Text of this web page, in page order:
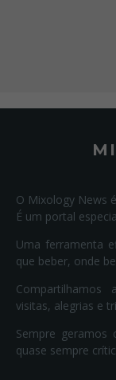
O Mixology News
É um portal
Uma ferramenta
que beber, onde
Compartilhamos
visitas, alegrias e
Sempre geramos
quase sempre